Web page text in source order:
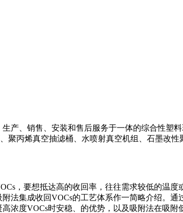
产、销售、安装和售后服务于一体的综合性塑
丙烯真空抽滤桶、水喷射真空机组、石墨改
，要想抵达高的收回率，往往需求较低的温
法集成收回VOCs的工艺体系作一简略介绍。
度VOCs时安稳、的优势，以及吸附法在吸附